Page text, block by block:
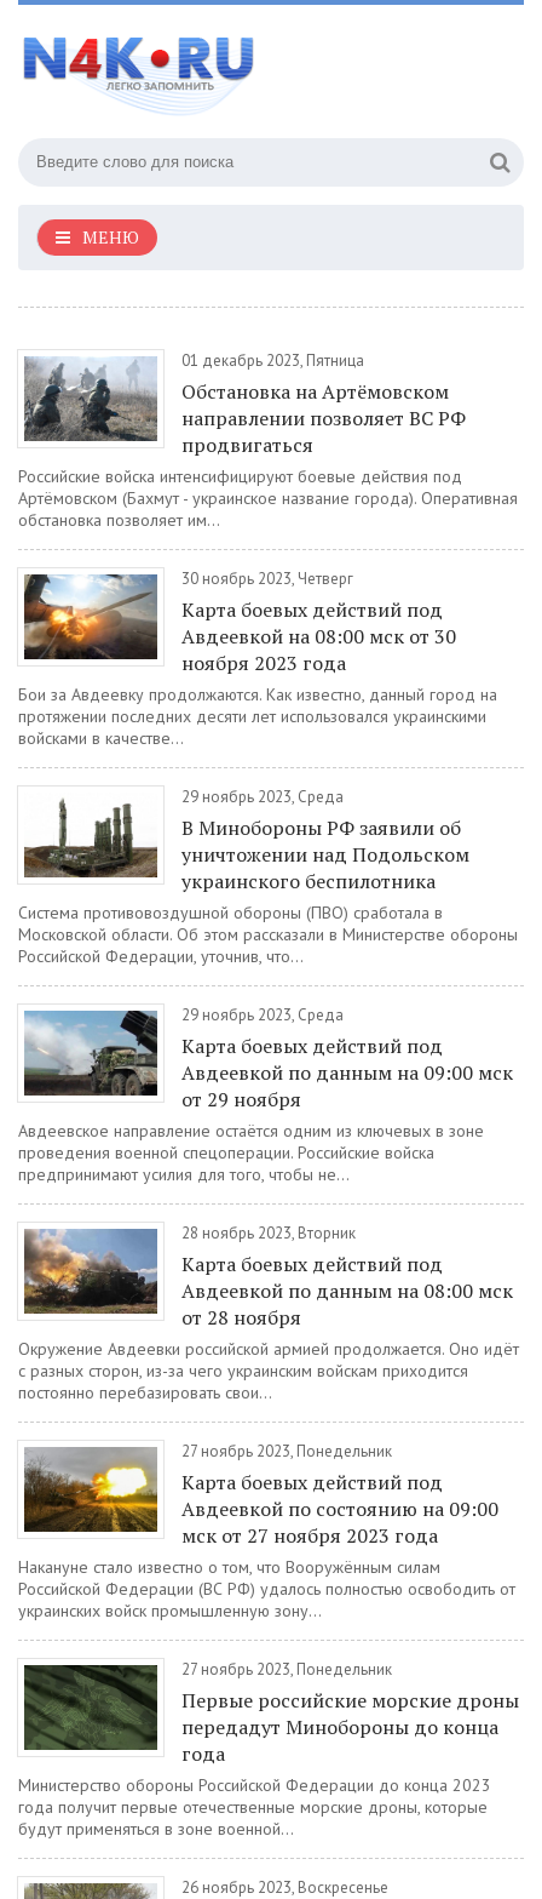
МЕНЮ
01 декабрь 2023, Пятница
Обстановка на Артёмовском
направлении позволяет ВС РФ
продвигаться
Российские войска интенсифицируют боевые действия под
Артёмовском (Бахмут - украинское название города). Оперативная
обстановка позволяет им...
30 ноябрь 2023, Четверг
Карта боевых действий под
Авдеевкой на 08:00 мск от 30
ноября 2023 года
Бои за Авдеевку продолжаются. Как известно, данный город на
протяжении последних десяти лет использовался украинскими
войсками в качестве...
29 ноябрь 2023, Среда
В Минобороны РФ заявили об
уничтожении над Подольском
украинского беспилотника
Система противовоздушной обороны (ПВО) сработала в
Московской области. Об этом рассказали в Министерстве обороны
Российской Федерации, уточнив, что...
29 ноябрь 2023, Среда
Карта боевых действий под
Авдеевкой по данным на 09:00 мск
от 29 ноября
Авдеевское направление остаётся одним из ключевых в зоне
проведения военной спецоперации. Российские войска
предпринимают усилия для того, чтобы не...
28 ноябрь 2023, Вторник
Карта боевых действий под
Авдеевкой по данным на 08:00 мск
от 28 ноября
Окружение Авдеевки российской армией продолжается. Оно идёт
с разных сторон, из-за чего украинским войскам приходится
постоянно перебазировать свои...
27 ноябрь 2023, Понедельник
Карта боевых действий под
Авдеевкой по состоянию на 09:00
мск от 27 ноября 2023 года
Накануне стало известно о том, что Вооружённым силам
Российской Федерации (ВС РФ) удалось полностью освободить от
украинских войск промышленную зону...
27 ноябрь 2023, Понедельник
Первые российские морские дроны
передадут Минобороны до конца
года
Министерство обороны Российской Федерации до конца 2023
года получит первые отечественные морские дроны, которые
будут применяться в зоне военной...
26 ноябрь 2023, Воскресенье